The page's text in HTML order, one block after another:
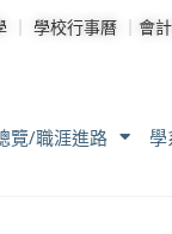
｜ 學校行事曆 ｜ 會
覽/職涯進路 學